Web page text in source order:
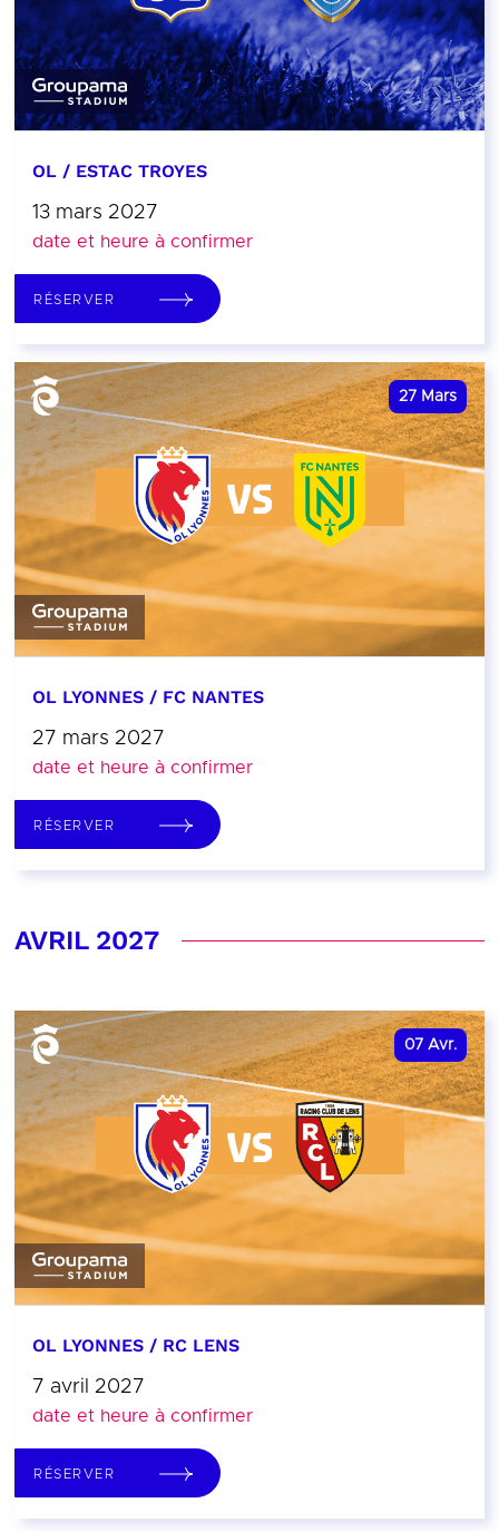
OL / ESTAC TROYES
13 mars 2027
date et heure à confirmer
RÉSERVER
27 Mars
OL LYONNES / FC NANTES
27 mars 2027
date et heure à confirmer
RÉSERVER
AVRIL 2027
07 Avr.
OL LYONNES / RC LENS
7 avril 2027
date et heure à confirmer
RÉSERVER